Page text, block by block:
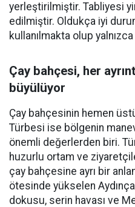
yerleştirilmiştir. Tabliyesi
edilmiştir. Oldukça iyi
kullanılmakta olup
Çay bahçesi, her
büyülüyor
Çay bahçesinin hemen
Türbesi ise bölgenin
önemli değerlerden biri.
huzurlu ortam ve
çay bahçesine ayrı bir
ötesinde yükselen
dokusu, serin havası ve